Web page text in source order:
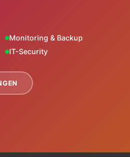
Monitoring & Backup
IT-Security